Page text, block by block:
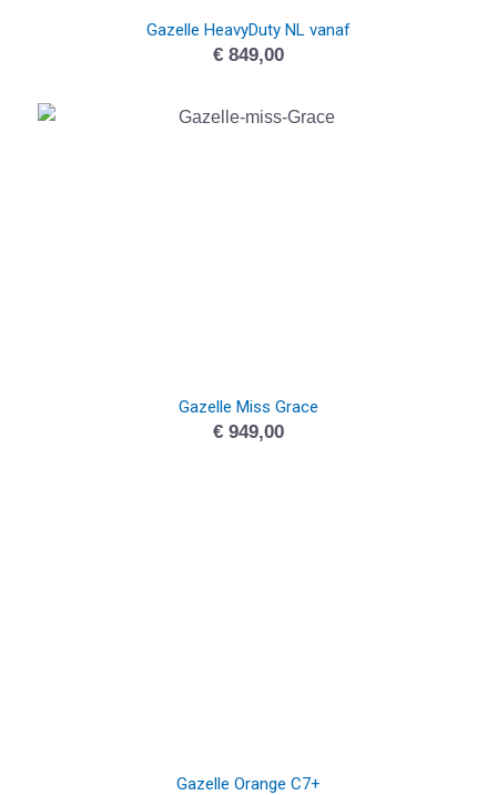
Gazelle HeavyDuty NL vanaf
€849,00
Gazelle Miss Grace
€949,00
Gazelle Orange C7+